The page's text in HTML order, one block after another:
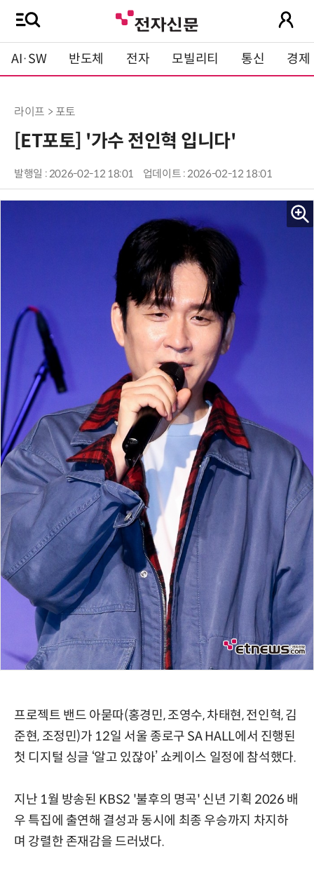
AI·SW 반도체 전자 모빌리티 통신 경제
라이프 > 포토
[ET포토] '가수 전인혁 입니다'
발행일 : 2026-02-12 18:01 업데이트 : 2026-02-12 18:01
프로젝트 밴드 아묻따(홍경민, 조영수, 차태현, 전인혁, 김
준현, 조정민)가 12일 서울 종로구 SA HALL에서 진행된
첫 디지털 싱글 ‘알고 있잖아’ 쇼케이스 일정에 참석했다.
지난 1월 방송된 KBS2 '불후의 명곡' 신년 기획 2026 배
우 특집에 출연해 결성과 동시에 최종 우승까지 차지하
며 강렬한 존재감을 드러냈다.